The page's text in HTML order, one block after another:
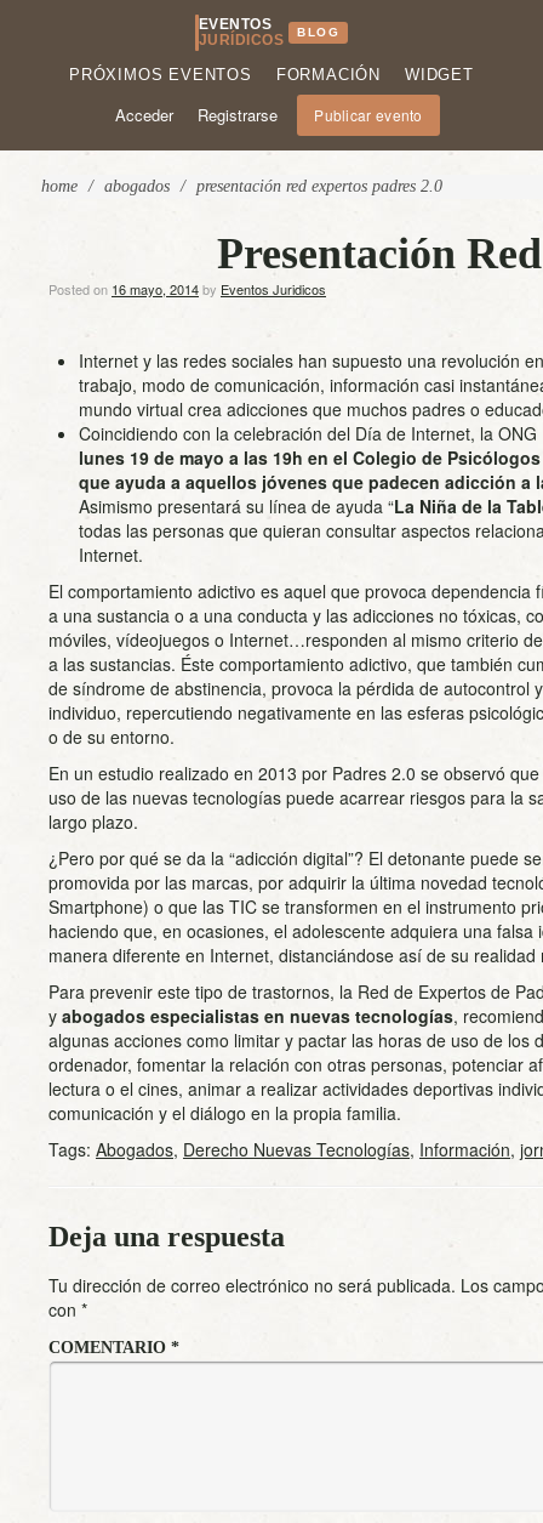
EVENTOS
JURÍDICOS
BLOG
PRÓXIMOS EVENTOS FORMACIÓN WIDGET
Acceder Registrarse Publicar evento
home / abogados / presentación red expertos padres 2.0
Presentación
Posted on 16 mayo, 2014by Eventos Juridicos
Internet y las redes sociales han supuesto una revolución
trabajo, modo de comunicación, información casi
mundo virtual crea adicciones que muchos padres o
Coincidiendo con la celebración del Día de Internet, la
lunes 19 de mayo a las 19h en el Colegio de
que ayuda a aquellos jóvenes que padecen adicción a
Asimismo presentará su línea de ayuda “La Niña de la
todas las personas que quieran consultar aspectos
Internet.
El comportamiento adictivo es aquel que provoca dependencia
a una sustancia o a una conducta y las adicciones no tóxicas,
móviles, vídeojuegos o Internet…responden al mismo criterio
a las sustancias. Éste comportamiento adictivo, que también
de síndrome de abstinencia, provoca la pérdida de autocontrol
individuo, repercutiendo negativamente en las esferas
o de su entorno.
En un estudio realizado en 2013 por Padres 2.0 se observó
uso de las nuevas tecnologías puede acarrear riesgos para la
largo plazo.
¿Pero por qué se da la “adicción digital”? El detonante puede
promovida por las marcas, por adquirir la última novedad
Smartphone) o que las TIC se transformen en el instrumento
haciendo que, en ocasiones, el adolescente adquiera una falsa
manera diferente en Internet, distanciándose así de su realidad
Para prevenir este tipo de trastornos, la Red de Expertos de
y abogados especialistas en nuevas tecnologías,
algunas acciones como limitar y pactar las horas de uso de los
ordenador, fomentar la relación con otras personas, potenciar
lectura o el cines, animar a realizar actividades deportivas
comunicación y el diálogo en la propia familia.
Tags: Abogados, Derecho Nuevas Tecnologías, Información,
Deja una respuesta
Tu dirección de correo electrónico no será publicada. Los
con *
COMENTARIO *